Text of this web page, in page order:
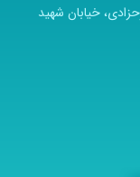
خیابان شهید